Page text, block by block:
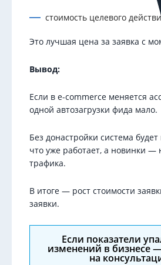
стоимость целевого
Это лучшая цена за заявка с
Вывод:
Если в e-commerce меняется
одной автозагрузки фида мало.
Без донастройки система будет
что уже работает, а новинки —
трафика.
В итоге — рост стоимости
заявки.
Если показатели
изменений в бизнесе
на